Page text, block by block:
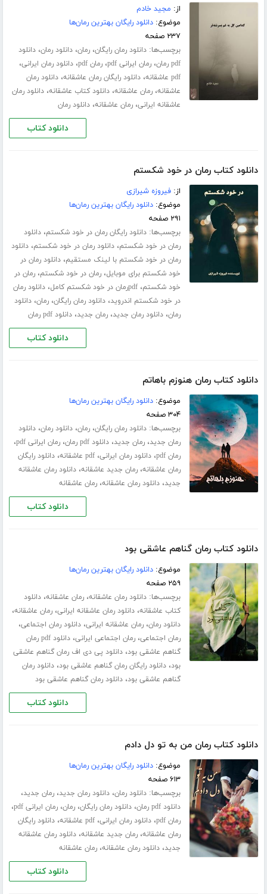
از: مجید خادم
موضوع:دانلود رایگان بهترین رمان‌ها
۲۳۷ صفحه
برچسب‌ها:دانلود رمان رایگان،رمان،دانلود رمان،دانلود
pdf رمان
،رمان ایرانی pdf ،رمان pdf ،دانلود رمان ایرانی،
pdf عاشقانه ،دانلود رایگان رمان عاشقانه،دانلود رمان
عاشقانه،رمان عاشقانه،دانلود کتاب عاشقانه،دانلود رمان
عاشقانه ایرانی،رمان عاشقانه،دانلود رمان
دانلود کتاب
دانلود کتاب رمان در خود شکستم
از:فیروزه شیرازی
موضوع:دانلود رایگان بهترین رمان‌ها
۲۹۱ صفحه
برچسب‌ها:دانلود رایگان رمان در خود شکستم،دانلود
رمان در خود شکستم،دانلود رمان در خود شکستم،دانلود
رمان در خود شکستم با لینک مستقیم،دانلود رمان در
خود شکستم برای موبایل،رمان در خود شکستم،رمان در
خود شکستم،pdfرمان در خود شکستم کامل ،دانلود رمان
در خود شکستم اندروید،دانلود رمان رایگان،رمان،دانلود
رمان،دانلود رمان جدید،رمان جدید،دانلود pdf رمان
دانلود کتاب
دانلود کتاب رمان هنوزم باهاتم
موضوع:دانلود رایگان بهترین رمان‌ها
۳۰۴ صفحه
برچسب‌ها:دانلود رمان رایگان،رمان،دانلود رمان،دانلود
رمان جدید،رمان جدید،دانلود pdf رمان ،رمان ایرانی pdf ،
رمان pdf ،دانلود رمان ایرانی،pdf عاشقانه ،دانلود رایگان
رمان عاشقانه،رمان جدید عاشقانه،دانلود رمان عاشقانه
جدید،دانلود رمان عاشقانه،رمان عاشقانه
دانلود کتاب
دانلود کتاب رمان گناهم عاشقی بود
موضوع:دانلود رایگان بهترین رمان‌ها
۲۵۹ صفحه
برچسب‌ها:دانلود رمان عاشقانه،رمان عاشقانه،دانلود
کتاب عاشقانه،دانلود رمان عاشقانه ایرانی،رمان عاشقانه،
دانلود رمان،رمان عاشقانه ایرانی،دانلود رمان اجتماعی،
رمان اجتماعی،رمان اجتماعی ایرانی،
دانلود pdf رمان
گناهم عاشقی بود،دانلود پی دی اف رمان گناهم عاشقی
بود،دانلود رایگان رمان گناهم عاشقی بود،دانلود رمان
گناهم عاشقی بود،دانلود رمان گناهم عاشقی بود
دانلود کتاب
دانلود کتاب رمان من به تو دل دادم
موضوع:دانلود رایگان بهترین رمان‌ها
۶۱۳ صفحه
برچسب‌ها:دانلود رمان،دانلود رمان جدید،رمان جدید،
دانلود pdf رمان ،دانلود رمان رایگان،رمان،رمان ایرانی pdf ،
رمان pdf ،دانلود رمان ایرانی،pdf عاشقانه ،دانلود رایگان
رمان عاشقانه،رمان جدید عاشقانه،دانلود رمان عاشقانه
جدید،دانلود رمان عاشقانه،رمان عاشقانه
دانلود کتاب